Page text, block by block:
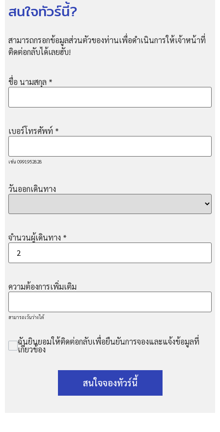
สนใจทัวร์นี้?
สามารถกรอกข้อมูลส่วนตัวของท่านเพื่อดำเนินการให้เจ้าหน้าที่
ติดต่อกลับได้เลยฮับ!
ชื่อ นามสกุล *
เบอร์โทรศัพท์ *
เช่น 0991952828
วันออกเดินทาง
จำนวนผู้เดินทาง *
ความต้องการเพิ่มเติม
สามารถเว้นว่างได้
ฉันยินยอมให้ติดต่อกลับเพื่อยืนยันการจองและแจ้งข้อมูลที่
เกี่ยวข้อง
สนใจจองทัวร์นี้